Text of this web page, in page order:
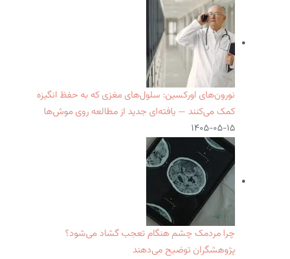
نورون‌های اورکسین: سلول‌های مغزی که به حفظ انگیزه
کمک می‌کنند — یافته‌ای جدید از مطالعه روی موش‌ها
۱۴۰۵-۰۵-۱۵
چرا مردمک چشم هنگام تعجب گشاد می‌شود؟
پژوهشگران توضیح می‌دهند